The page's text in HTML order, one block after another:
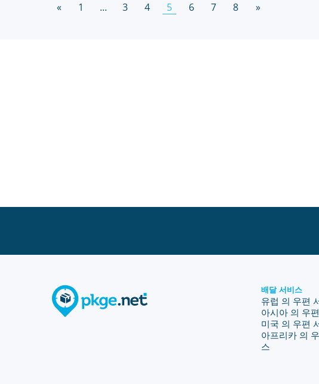
« 1 ... 3 4 5 6 7 8 »
배달 서비스
유럽 의 우편
아시아 의 우
미국 의 우편
아프리카 의
스